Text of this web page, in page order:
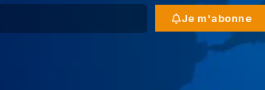
Je m'abonne